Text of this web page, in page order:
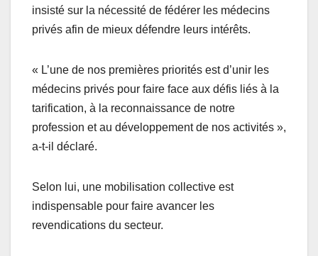
insisté sur la nécessité de fédérer les médecins
privés afin de mieux défendre leurs intérêts.
« L’une de nos premières priorités est d’unir les
médecins privés pour faire face aux défis liés à la
tarification, à la reconnaissance de notre
profession et au développement de nos activités »,
a-t-il déclaré.
Selon lui, une mobilisation collective est
indispensable pour faire avancer les
revendications du secteur.